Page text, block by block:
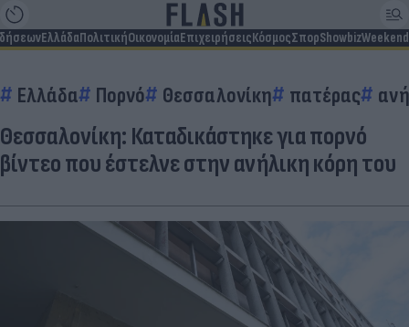
ΕλλάδαΠολιτικήΟικονομίαΕπιχειρήσειςΚόσμοςΣπορShowbizWeekend
Ελλάδα Πορνό Θεσσαλονίκη πατέρας
Θεσσαλονίκη: Καταδικάστηκε για πορνό
βίντεο που έστελνε στην ανήλικη κόρη του